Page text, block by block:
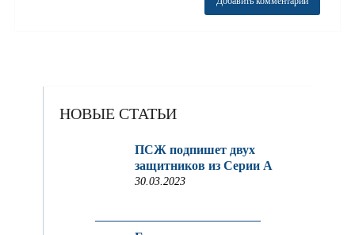
НОВЫЕ СТАТЬИ
ПСЖ подпишет двух
защитников из Серии A
30.03.2023